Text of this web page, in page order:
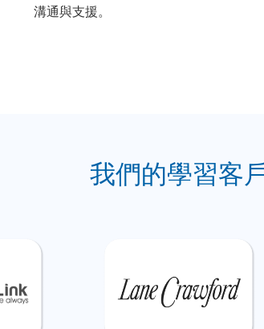
溝通與支援。
我們的學習客